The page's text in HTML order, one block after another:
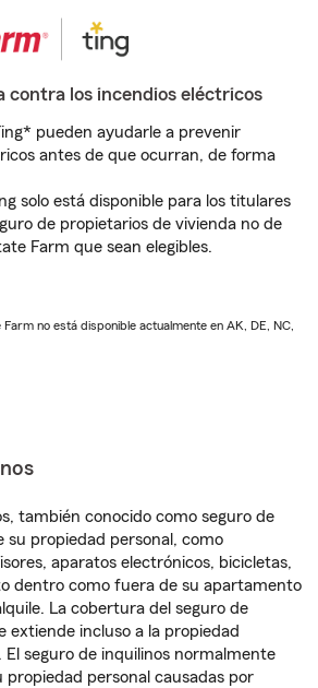
contra los incendios eléctricos
pueden ayudarle a prevenir
antes de que ocurran, de forma
solo está disponible para los titulares
de propietarios de vivienda no de
Farm que sean elegibles.
no está disponible actualmente en AK, DE, NC,
también conocido como seguro de
propiedad personal, como
aparatos electrónicos, bicicletas,
dentro como fuera de su apartamento
La cobertura del seguro de
extiende incluso a la propiedad
El seguro de inquilinos normalmente
propiedad personal causadas por